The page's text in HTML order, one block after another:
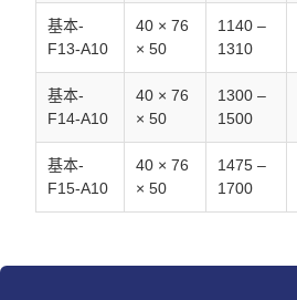
基本-
F13-A10
40 × 76
× 50
1140 –
1310
基本-
F14-A10
40 × 76
× 50
1300 –
1500
基本-
F15-A10
40 × 76
× 50
1475 –
1700